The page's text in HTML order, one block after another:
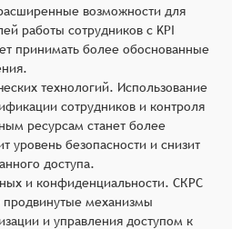
возможности для
работы сотрудников с KPI
принимать более обоснованные
технологий. Использование
сотрудников и контроля
ресурсам станет более
уровень безопасности и снизит
доступа.
и конфиденциальности. СКРС
продвинутые механизмы
и управления доступом к